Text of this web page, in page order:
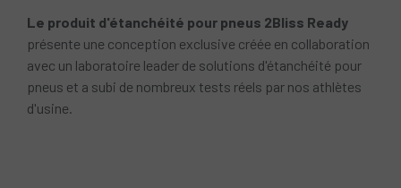
Le produit d'étanchéité pour pneus 2Bliss Ready
présente une conception exclusive créée en collaboration
avec un laboratoire leader de solutions d'étanchéité pour
pneus et a subi de nombreux tests réels par nos athlètes
d'usine.